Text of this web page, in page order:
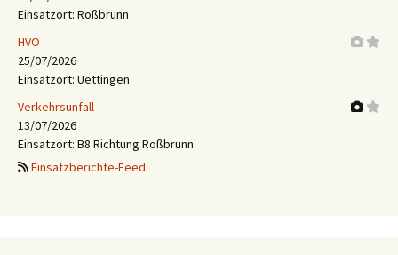
Einsatzort: Roßbrunn
HVO
25/07/2026
Einsatzort: Uettingen
Verkehrsunfall
13/07/2026
Einsatzort: B8 Richtung Roßbrunn
Einsatzberichte-Feed